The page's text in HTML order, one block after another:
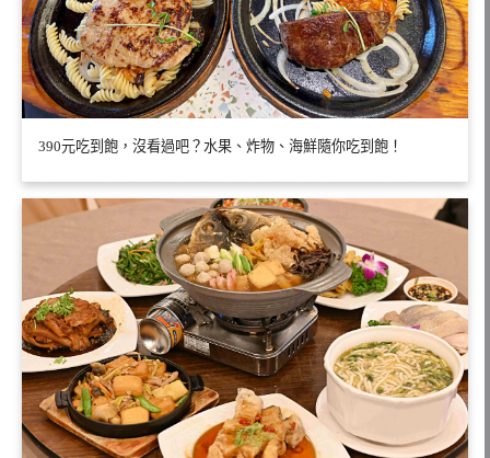
390元吃到飽，沒看過吧？水果、炸物、海鮮隨你吃到飽！